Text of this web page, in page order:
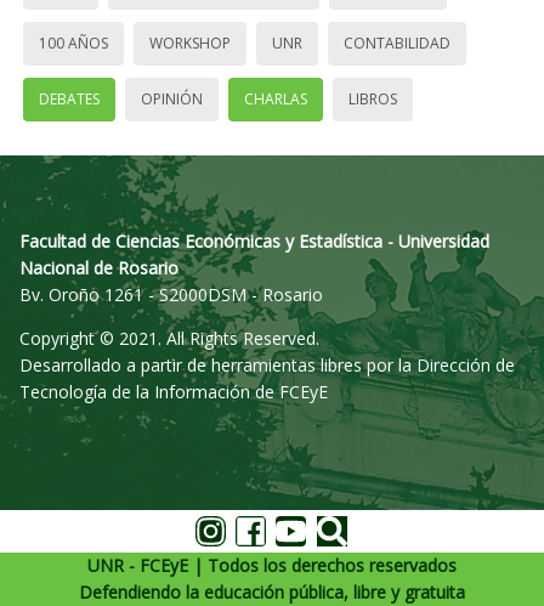
100 AÑOS WORKSHOP UNR CONTABILIDAD
DEBATES OPINIÓN CHARLAS LIBROS
Facultad de Ciencias Económicas y Estadística - Universidad
Nacional de Rosario
Bv. Oroño 1261 - S2000DSM - Rosario
Copyright © 2021. All Rights Reserved.
Desarrollado a partir de herramientas libres por la Dirección de
Tecnología de la Información de FCEyE
UNR - FCEyE | Todos los derechos reservados
Defendiendo la educación pública, libre y gratuita